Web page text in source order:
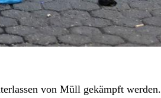
von Müll gekämpft werden.